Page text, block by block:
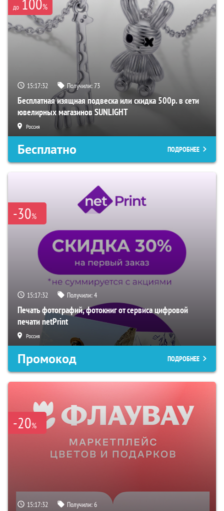
до %
15:17:31 Получили:73
Бесплатная изящная подвеска или скидка 500р. в сети
ювелирных магазинов SUNLIGHT
Россия
Бесплатно ПОДРОБНЕЕ
-30%
15:17:31 Получили:4
Печать фотографий, фотокниг от сервиса цифровой
печати netPrint
Россия
Промокод ПОДРОБНЕЕ
-20%
15:17:31 Получили:6